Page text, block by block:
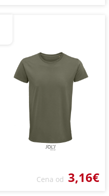
Cena od 3,16€